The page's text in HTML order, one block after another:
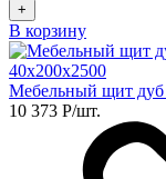
+
В корзину
Мебельный щит дуб
10 373 Р/шт.